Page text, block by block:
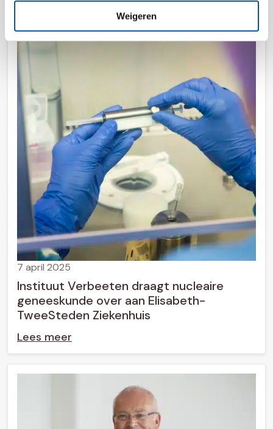
Weigeren
Instituut Verbeeten draagt nucleaire
geneeskunde over aan Elisabeth-
TweeSteden Ziekenhuis
7 april 2025
Lees meer